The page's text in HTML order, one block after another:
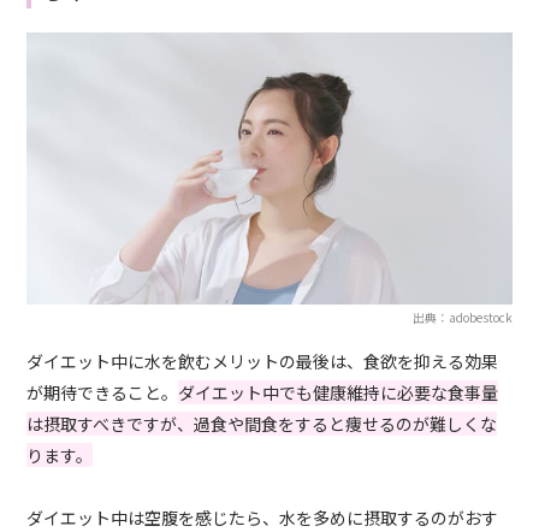
出典：adobestock
ダイエット中に水を飲むメリットの最後は、食欲を抑える効果
が期待できること。 ダイエット中でも健康維持に必要な食事量
は摂取すべきですが、過食や間食をすると痩せるのが難しくな
ります。
ダイエット中は空腹を感じたら、水を多めに摂取するのがおす